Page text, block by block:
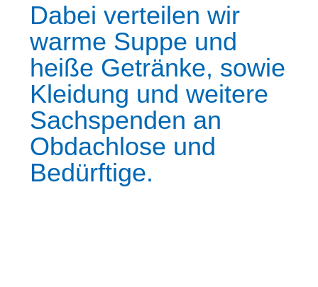
Dabei verteilen wir
warme Suppe und
heiße Getränke, sowie
Kleidung und weitere
Sachspenden an
Obdachlose und
Bedürftige.